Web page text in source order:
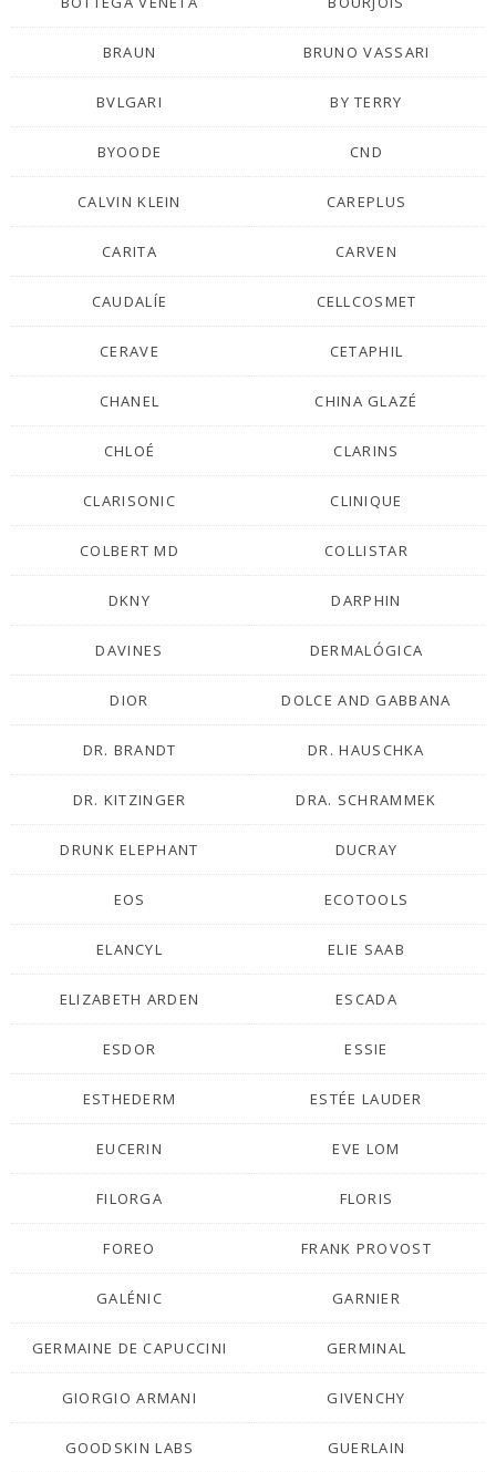
BRAUN BRUNO VASSARI
BVLGARI BY TERRY
BYOODE CND
CALVIN KLEIN CAREPLUS
CARITA CARVEN
CAUDALÍE CELLCOSMET
CERAVE CETAPHIL
CHANEL CHINA GLAZÉ
CHLOÉ CLARINS
CLARISONIC CLINIQUE
COLBERT MD COLLISTAR
DKNY DARPHIN
DAVINES DERMALÓGICA
DIOR DOLCE AND GABBANA
DR. BRANDT DR. HAUSCHKA
DR. KITZINGER DRA. SCHRAMMEK
DRUNK ELEPHANT DUCRAY
EOS ECOTOOLS
ELANCYL ELIE SAAB
ELIZABETH ARDEN ESCADA
ESDOR ESSIE
ESTHEDERM ESTÉE LAUDER
EUCERIN EVE LOM
FILORGA FLORIS
FOREO FRANK PROVOST
GALÉNIC GARNIER
GERMAINE DE CAPUCCINI GERMINAL
GIORGIO ARMANI GIVENCHY
GOODSKIN LABS GUERLAIN